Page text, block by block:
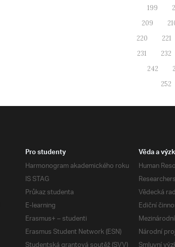
199
209
220
221
231
232
242
252
Pro studenty
Harmonogram akademického roku
IS STAG
Průkaz studenta
E-learning
Erasmus+ – studenti
Erasmus Student Network (ESN)
Věda a
Human
Researchers
Vědecká
Ediční
Národní